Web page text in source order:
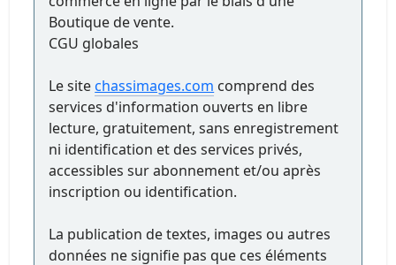
Boutique de vente.
CGU globales
Le sitechassimages.com comprend des
services d'information ouverts en libre
lecture, gratuitement, sans enregistrement
ni identification et des services privés,
accessibles sur abonnement et/ou après
inscription ou identification.
La publication de textes, images ou autres
données ne signifie pas que ces éléments